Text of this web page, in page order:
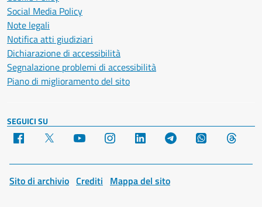
Social Media Policy
Note legali
Notifica atti giudiziari
Dichiarazione di accessibilità
Segnalazione problemi di accessibilità
Piano di miglioramento del sito
SEGUICI SU
Facebook YouTube Instagram LinkedIn Telegram WhatsApp
Sito di archivio Crediti Mappa del sito